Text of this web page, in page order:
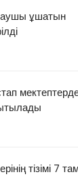
ұшатын
тізімі 7